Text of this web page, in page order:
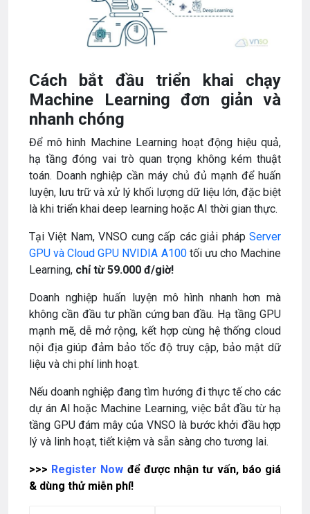
Cách bắt đầu triển khai chạy
Machine Learning đơn giản và
nhanh chóng
Để mô hình Machine Learning hoạt động hiệu quả,
hạ tầng đóng vai trò quan trọng không kém thuật
toán. Doanh nghiệp cần máy chủ đủ mạnh để huấn
luyện, lưu trữ và xử lý khối lượng dữ liệu lớn, đặc biệt
là khi triển khai deep learning hoặc AI thời gian thực.
Tại Việt Nam, VNSO cung cấp các giải pháp Server
GPU và Cloud GPU NVIDIA A100tối ưu cho Machine
Learning, chỉ từ 59.000 đ/giờ!
Doanh nghiệp huấn luyện mô hình nhanh hơn mà
không cần đầu tư phần cứng ban đầu. Hạ tầng GPU
mạnh mẽ, dễ mở rộng, kết hợp cùng hệ thống cloud
nội địa giúp đảm bảo tốc độ truy cập, bảo mật dữ
liệu và chi phí linh hoạt.
Nếu doanh nghiệp đang tìm hướng đi thực tế cho các
dự án AI hoặc Machine Learning, việc bắt đầu từ hạ
tầng GPU đám mây của VNSO là bước khởi đầu hợp
lý và linh hoạt, tiết kiệm và sẵn sàng cho tương lai.
>>> Register Now để được nhận tư vấn, báo giá
& dùng thử miễn phí!